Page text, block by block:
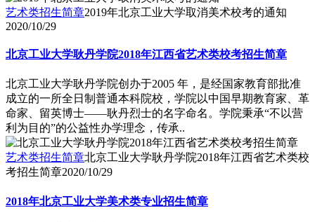
艺术类招生简章2019年北京工业大学取消美术校考的通知
2020/10/29
北京工业大学耿丹学院2018年江西省艺术类校考招生简章
北京工业大学耿丹学院创办于2005 年，是经国家教育部批准
成立的一所全日制普通本科院校，学院以中国早期教育家、革
命家、留英博士――耿丹烈士的名字命名。学院秉承“不以营
利为目的”的公益性办学理念，传承..
艺术类招生简章北京工业大学耿丹学院2018年江西省艺术类校
考招生简章2020/10/29
2018年北京工业大学美术类专业招生简章